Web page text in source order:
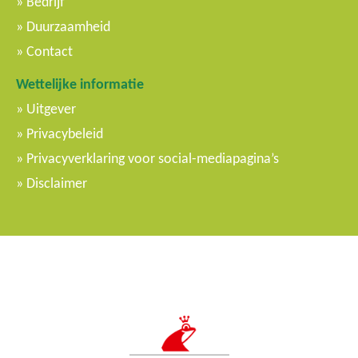
Duurzaamheid
Contact
Wettelijke informatie
Uitgever
Privacybeleid
Privacyverklaring voor social-mediapagina’s
Disclaimer